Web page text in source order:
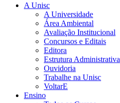
A Unisc
A Universidade
Área Ambiental
Avaliação Institucional
Concursos e Editais
Editora
Estrutura Administrativa
Ouvidoria
Trabalhe na Unisc
VoltarE
Ensino